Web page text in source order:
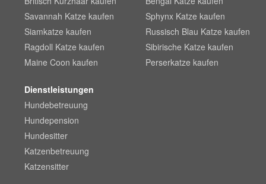
Savannah Katze kaufen
Siamkatze kaufen
Ragdoll Katze kaufen
Maine Coon kaufen
Sphynx Katze kaufen
Russisch Blau Katze kaufen
Sibirische Katze kaufen
Perserkatze kaufen
Dienstleistungen
Hundebetreuung
Hundepension
Hundesitter
Katzenbetreuung
Katzensitter